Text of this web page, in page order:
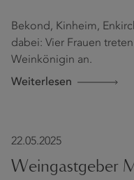
Bekond, Kinheim,
dabei: Vier Frauen
Weinkönigin an.
Weiterlesen
22.05.2025
Weingastgeber